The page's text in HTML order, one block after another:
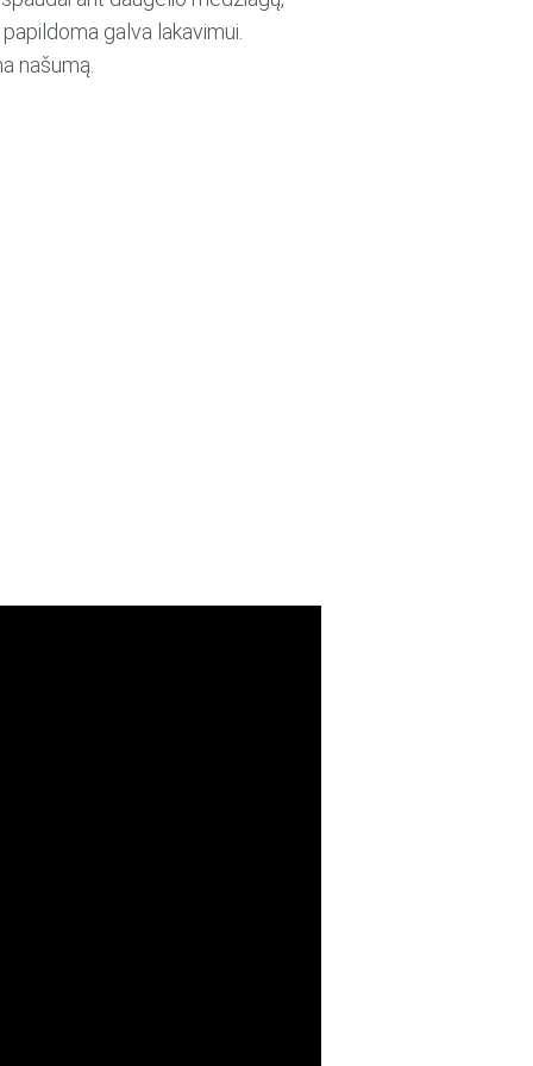
galva lakavimui.
našumą.